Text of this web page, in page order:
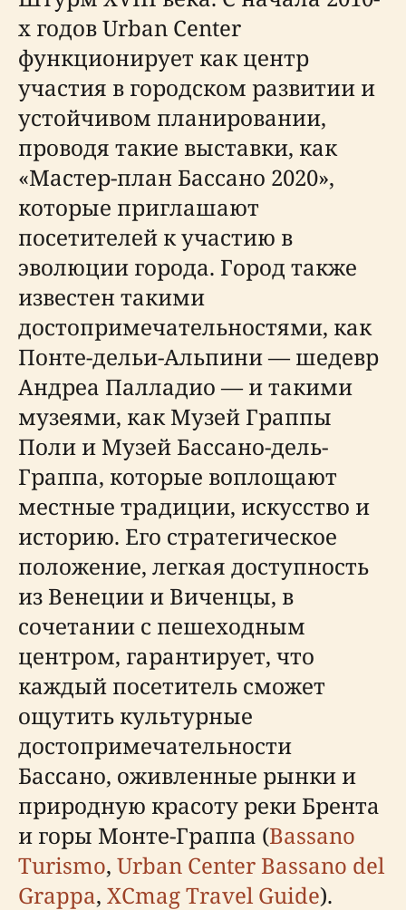
х годов Urban Center
функционирует как центр
участия в городском развитии и
устойчивом планировании,
проводя такие выставки, как
«Мастер-план Бассано 2020»,
которые приглашают
посетителей к участию в
эволюции города. Город также
известен такими
достопримечательностями, как
Понте-дельи-Альпини — шедевр
Андреа Палладио — и такими
музеями, как Музей Граппы
Поли и Музей Бассано-дель-
Граппа, которые воплощают
местные традиции, искусство и
историю. Его стратегическое
положение, легкая доступность
из Венеции и Виченцы, в
сочетании с пешеходным
центром, гарантирует, что
каждый посетитель сможет
ощутить культурные
достопримечательности
Бассано, оживленные рынки и
природную красоту реки Брента
и горы Монте-Граппа (Bassano
Turismo, Urban Center Bassano del
Grappa, XCmag Travel Guide).